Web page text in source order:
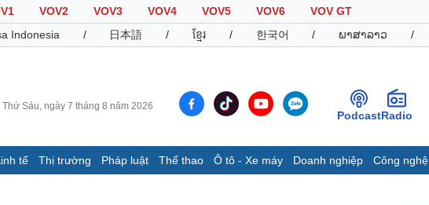
VOV2 VOV3 VOV4 VOV5 VOV6
VOV GT
Indonesia / 日本語 / ខ្មែរ / 한국어 / ພາສາລາວ /
Thứ Sáu, ngày 7 tháng 8 năm 2026
PodcastRadio
tế Thị trường Pháp luật Thể thao Ô tô - Xe máy Doanh nghiệp Công nghệ